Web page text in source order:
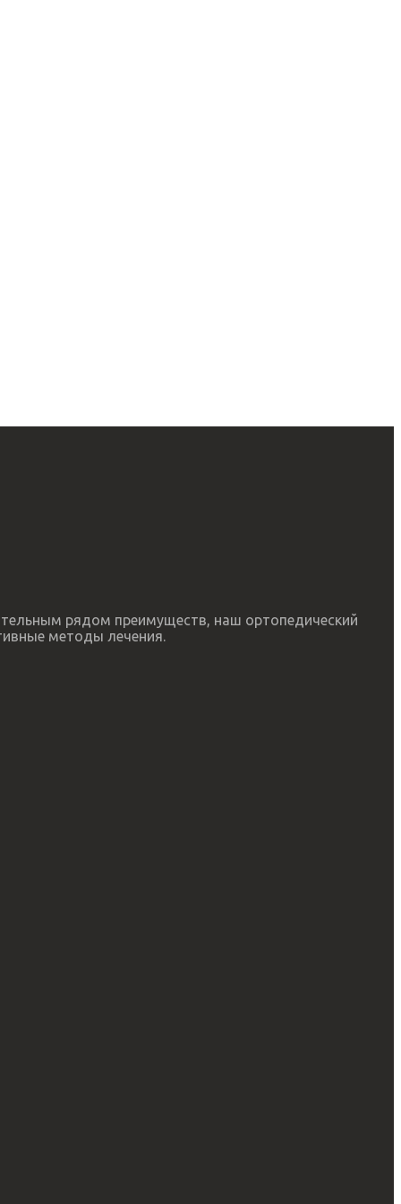
рядом преимуществ, наш ортопедический
методы лечения.